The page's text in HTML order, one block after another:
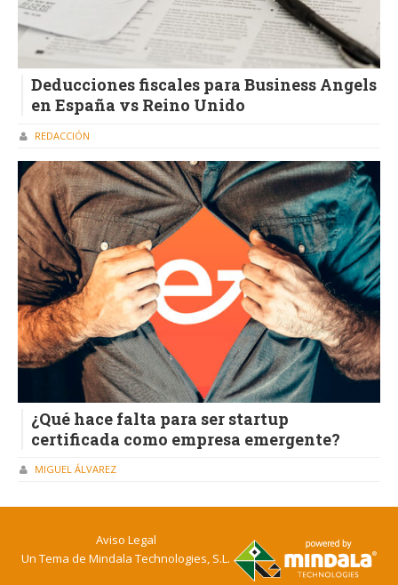
Deducciones fiscales para Business Angels
en España vs Reino Unido
REDACCIÓN
¿Qué hace falta para ser startup
certificada como empresa emergente?
MIGUEL ÁLVAREZ
Aviso Legal
Un Tema de Mindala Technologies, S.L.